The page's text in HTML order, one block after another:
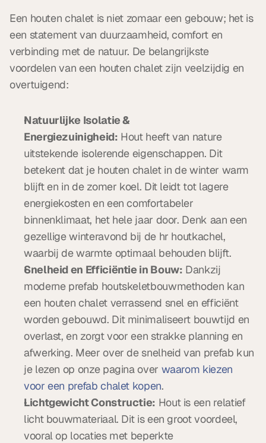
Een houten chalet is niet zomaar een gebouw; het is
een statement van duurzaamheid, comfort en
verbinding met de natuur. De belangrijkste
voordelen van een houten chalet zijn veelzijdig en
overtuigend:
Natuurlijke Isolatie &
Energiezuinigheid: Hout heeft van nature
uitstekende isolerende eigenschappen. Dit
betekent dat je houten chalet in de winter warm
blijft en in de zomer koel. Dit leidt tot lagere
energiekosten en een comfortabeler
binnenklimaat, het hele jaar door. Denk aan een
gezellige winteravond bij de hr houtkachel,
waarbij de warmte optimaal behouden blijft.
Snelheid en Efficiëntie in Bouw: Dankzij
moderne prefab houtskeletbouwmethoden kan
een houten chalet verrassend snel en efficiënt
worden gebouwd. Dit minimaliseert bouwtijd en
overlast, en zorgt voor een strakke planning en
afwerking. Meer over de snelheid van prefab kun
je lezen op onze pagina over waarom kiezen
voor een prefab chalet kopen.
Lichtgewicht Constructie: Hout is een relatief
licht bouwmateriaal. Dit is een groot voordeel,
vooral op locaties met beperkte